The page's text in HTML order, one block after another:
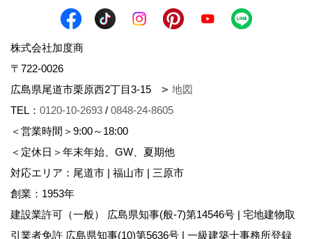
株式会社加度商
〒722-0026
広島県尾道市栗原西2丁目3-15
地図
TEL： 0120-10-2693 / 0848-24-8605
＜営業時間＞9:00～18:00
＜定休日＞年末年始、GW、夏期他
対応エリア：尾道市 | 福山市 | 三原市
創業：1953年
建設業許可（一般） 広島県知事(般-7)第14546号 | 宅地建物取
引業者免許 広島県知事(10)第5636号 | 一級建築士事務所登録